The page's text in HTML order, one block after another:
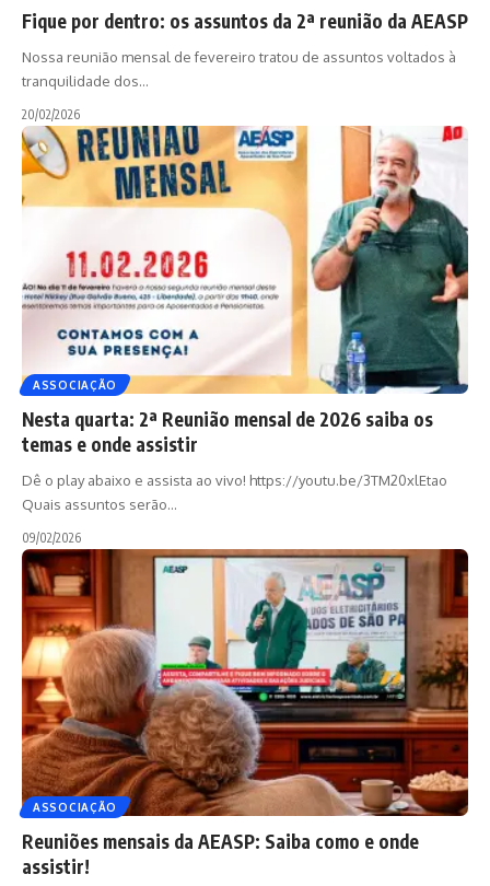
Fique por dentro: os assuntos da 2ª reunião da AEASP
Nossa reunião mensal de fevereiro tratou de assuntos voltados à
tranquilidade dos…
20/02/2026
ASSOCIAÇÃO
Nesta quarta: 2ª Reunião mensal de 2026 saiba os
temas e onde assistir
Dê o play abaixo e assista ao vivo! https://youtu.be/3TM20xlEtao
Quais assuntos serão…
09/02/2026
ASSOCIAÇÃO
Reuniões mensais da AEASP: Saiba como e onde
assistir!